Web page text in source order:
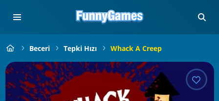
Beceri Tepki Hızı Whack A Creep